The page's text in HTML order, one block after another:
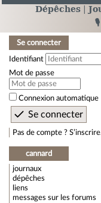
Dépêches
Se connecter
Identifiant
Mot de passe
Connexion automatique
Pas de compte ?
cannard
journaux
dépêches
liens
messages sur les forums